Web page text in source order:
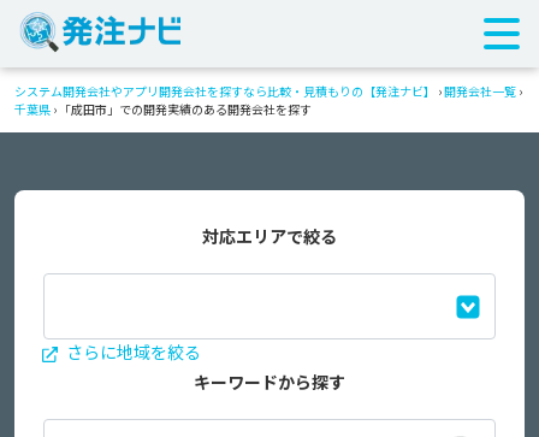
システム開発会社やアプリ開発会社を探すなら比較・見積もりの【発注ナビ】 ›開発会社一覧 ›
千葉県 › 「成田市」での開発実績のある開発会社を探す
対応エリアで絞る
さらに地域を絞る
キーワードから探す